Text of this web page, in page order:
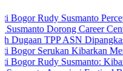
Susmanto Percepat
Dorong Career Center Aktif
TPP ASN Dipangkas
Kibarkan Merah Putih
Susmanto: Kibarkan